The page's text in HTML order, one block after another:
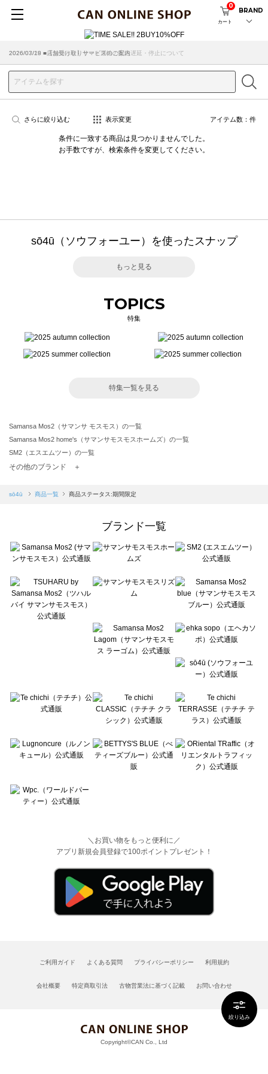
カート
0
BRAND
2026/07/29 ■【お知らせ】ヤマト運輸の配送遅延・停止について
2026/03/18 ■店舗受け取りサービスのご案内
絞り込み
さらに絞り込む 表示変更 アイテム数： 件
条件に一致する商品は見つかりませんでした。
お手数ですが、検索条件を変更してください。
sō4ū（ソウフォーユー）を使ったスナップ
もっと見る
TOPICS
特集
特集一覧を見る
Samansa Mos2（サマンサ モスモス）の一覧
Samansa Mos2 home's（サマンサモスモスホームズ）の一覧
SM2（エスエムツー）の一覧
TSUHARU by Samansa Mos2（ツハルバイサマンサモスモス）の一覧
Samansa Mos2 blue（サマンサモスモス ブルー）の一覧
Te chichi（テチチ）の一覧
Te chichi CLASSIC（テチチ クラシック）の一覧
Lugnoncure（ルノンキュール）の一覧
BETTY'S BLUE（べティーズブルー）の一覧
Wpc.（ワールドパーティー）の一覧
その他のブランド ＋
sō4ū 商品一覧 商品ステータス:期間限定
ブランド一覧
＼お買い物をもっと便利に／
アプリ新規会員登録で100ポイントプレゼント！
ご利用ガイド よくある質問 プライバシーポリシー 利用規約
会社概要 特定商取引法 古物営業法に基づく記載 お問い合わせ
Copyright©CAN Co., Ltd